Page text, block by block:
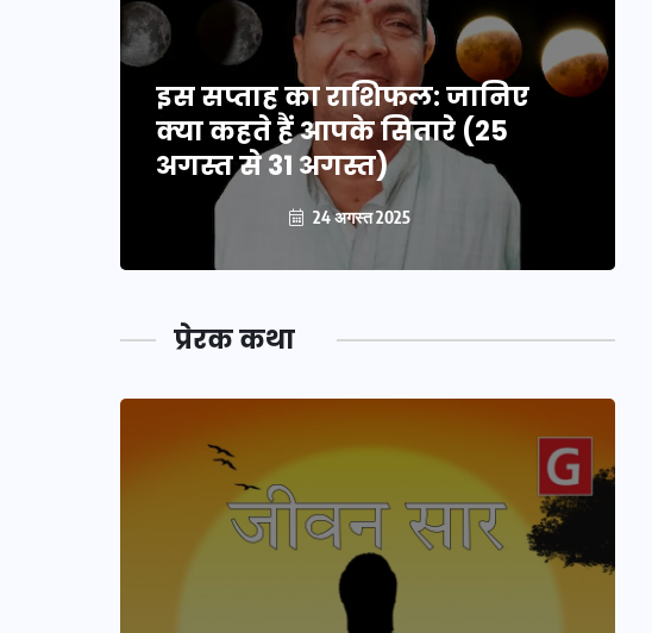
इस सप्ताह का राशिफल: जानिए
क्या कहते हैं आपके सितारे (25
अगस्त से 31 अगस्त)
24 अगस्त 2025
प्रेरक कथा